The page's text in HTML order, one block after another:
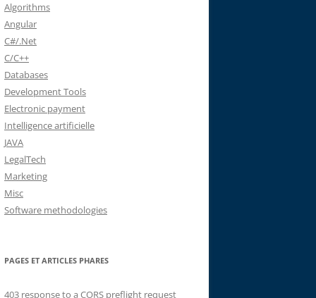
Algorithms
Angular
C#/.Net
C/C++
Databases
Development Tools
Electronic payment
Intelligence artificielle
JAVA
LegalTech
Marketing
Misc
Software methodologies
PAGES ET ARTICLES PHARES
403 response to a CORS preflight request